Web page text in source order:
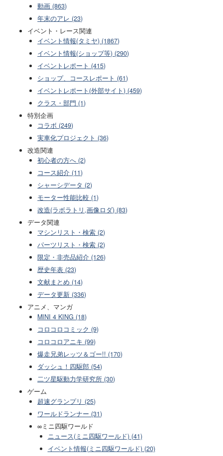
動画 (863)
年末のアレ (23)
イベント・レース関連
イベント情報(タミヤ) (1867)
イベント情報(ショップ等) (290)
イベントレポート (415)
ショップ、コースレポート (61)
イベントレポート(外部サイト) (459)
クラス・部門 (1)
特別企画
コラボ (249)
実車化プロジェクト (36)
改造関連
初心者の方へ (2)
コース紹介 (11)
シャーシデータ (2)
モーター性能比較 (1)
改造(ラボラトリ,画像ロダ) (83)
データ関連
マシンリスト・検索 (2)
パーツリスト・検索 (2)
限定・非売品紹介 (126)
歴史年表 (23)
文献まとめ (14)
データ更新 (336)
アニメ、マンガ
MINI 4 KING (18)
コロコロコミック (9)
コロコロアニキ (99)
爆走兄弟レッツ＆ゴー!! (170)
ダッシュ！四駆郎 (54)
二ツ星駆動力学研究所 (30)
ゲーム
超速グランプリ (25)
ワールドランナー (31)
∞ミニ四駆ワールド
ニュース(ミニ四駆ワールド) (41)
イベント情報(ミニ四駆ワールド) (20)